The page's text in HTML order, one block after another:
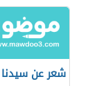
شعر عن سيدنا